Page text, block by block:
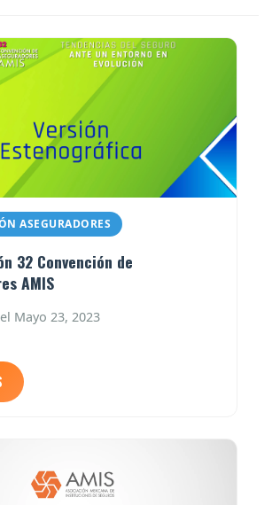
ASEGURADORES
32 Convención de
AMIS
Mayo 23, 2023